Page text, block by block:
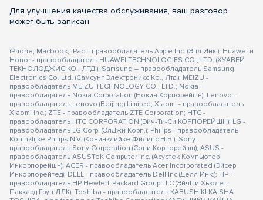
Для улучшения качества обслуживания, ваш разговор
может быть записан
iPhone, Macbook, iPad - правообладатель Apple Inc. (Эпл Инк.); Huawei и
Honor - правообладатель HUAWEI TECHNOLOGIES CO., LTD. (ХУАВЕЙ
ТЕКНОЛОДЖИС КО., ЛТД.); Samsung – правообладатель Samsung
Electronics Co. Ltd. (Самсунг Электроникс Ко., Лтд.); MEIZU -
правообладатель MEIZU TECHNOLOGY CO., LTD.; Nokia -
правообладатель Nokia Corporation (Нокиа Корпорейшн); Lenovo -
правообладатель Lenovo (Beijing) Limited; Xiaomi - правообладатель
Xiaomi Inc.; ZTE - правообладатель ZTE Corporation; HTC -
правообладатель HTC CORPORATION (Эйч-Ти-Си КОРПОРЕЙШН); LG -
правообладатель LG Corp. (ЭлДжи Корп.); Philips - правообладатель
Koninklijke Philips N.V. (Конинклийке Филипс Н.В.); Sony -
правообладатель Sony Corporation (Сони Корпорейшн); ASUS -
правообладатель ASUSTeK Computer Inc. (Асустек Компьютер
Инкорпорейшн); ACER - правообладатель Acer Incorporated (Эйсер
Инкорпорейтед); DELL - правообладатель Dell Inc.(Делл Инк.); HP -
правообладатель HP Hewlett-Packard Group LLC (ЭйчПи Хьюлетт
Паккард Груп ЛЛК); Toshiba - правообладатель KABUSHIKI KAISHA